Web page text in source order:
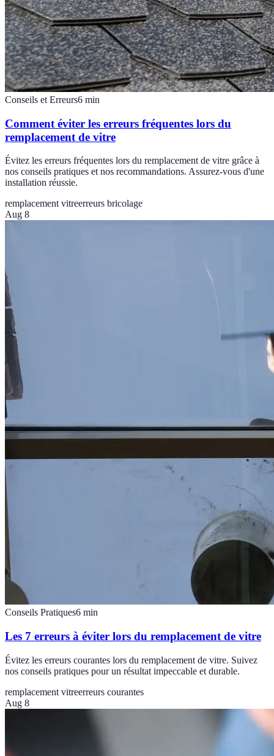
Conseils et Erreurs6 min
Comment éviter les erreurs fréquentes lors du
remplacement de vitre
Évitez les erreurs fréquentes lors du remplacement de vitre grâce à
nos conseils pratiques et nos recommandations. Assurez-vous d'une
installation réussie.
remplacement vitreerreurs bricolage
Aug 8
Conseils Pratiques6 min
Les 7 erreurs à éviter lors du remplacement de vitre
Évitez les erreurs courantes lors du remplacement de vitre. Suivez
nos conseils pratiques pour un résultat impeccable et durable.
remplacement vitreerreurs courantes
Aug 8